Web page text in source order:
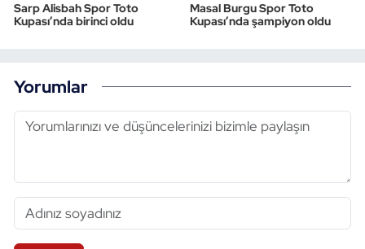
Sarp Alisbah Spor Toto
Kupası’nda birinci oldu
Masal Burgu Spor Toto
Kupası’nda şampiyon oldu
Yorumlar